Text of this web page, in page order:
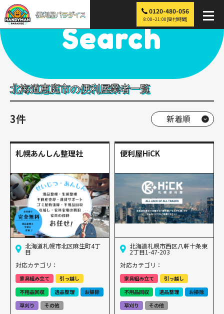
0120-480-056
8:00~21:00[受付時間]
便利屋パラダイス > 探す 恵庭市
Search
北海道恵庭市の便利屋業者一覧
3件
札幌あんしん整理社
北海道札幌市北区麻生町4丁
目
対応カテゴリ：
家具組み立て
引っ越し
不用品回収
遺品整理
お掃除
草刈り
その他
便利屋HiCK
北海道札幌市西区八軒十条東
2丁目1-47-203
対応カテゴリ：
家具組み立て
引っ越し
不用品回収
遺品整理
お掃除
草刈り
その他